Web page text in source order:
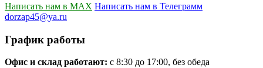
Написать нам в MAX Написать нам в Телеграмм
dorzap45@ya.ru
График работы
Офис и склад работают: с 8:30 до 17:00, без обеда